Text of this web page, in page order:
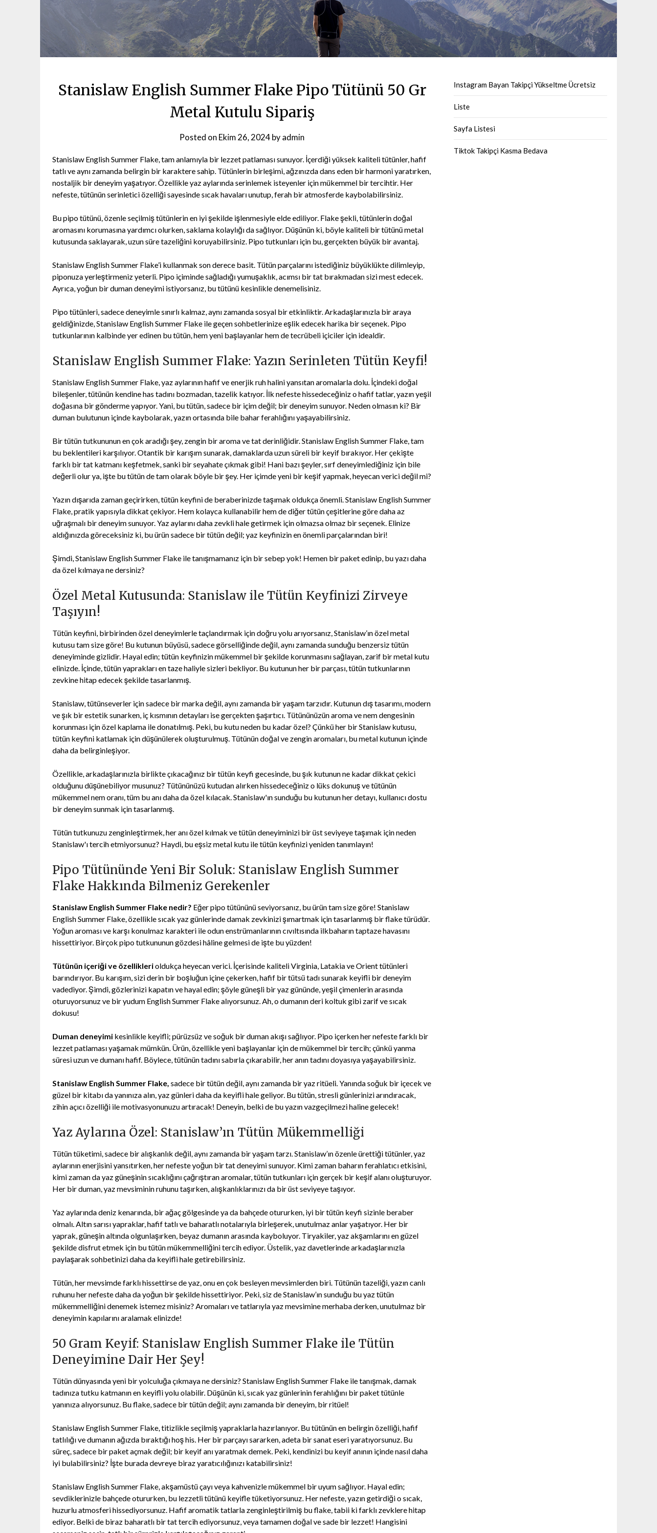
Stanislaw English Summer Flake Pipo Tütünü 50 Gr
Metal Kutulu Sipariş
Posted on Ekim 26, 2024byadmin
Stanislaw English Summer Flake, tam anlamıyla bir lezzet patlaması sunuyor. İçerdiği yüksek kaliteli tütünler, hafif
tatlı ve aynı zamanda belirgin bir karaktere sahip. Tütünlerin birleşimi, ağzınızda dans eden bir harmoni yaratırken,
nostaljik bir deneyim yaşatıyor. Özellikle yaz aylarında serinlemek isteyenler için mükemmel bir tercihtir. Her
nefeste, tütünün serinletici özelliği sayesinde sıcak havaları unutup, ferah bir atmosferde kaybolabilirsiniz.
Bu pipo tütünü, özenle seçilmiş tütünlerin en iyi şekilde işlenmesiyle elde ediliyor. Flake şekli, tütünlerin doğal
aromasını korumasına yardımcı olurken, saklama kolaylığı da sağlıyor. Düşünün ki, böyle kaliteli bir tütünü metal
kutusunda saklayarak, uzun süre tazeliğini koruyabilirsiniz. Pipo tutkunları için bu, gerçekten büyük bir avantaj.
Stanislaw English Summer Flake’i kullanmak son derece basit. Tütün parçalarını istediğiniz büyüklükte dilimleyip,
piponuza yerleştirmeniz yeterli. Pipo içiminde sağladığı yumuşaklık, acımsı bir tat bırakmadan sizi mest edecek.
Ayrıca, yoğun bir duman deneyimi istiyorsanız, bu tütünü kesinlikle denemelisiniz.
Pipo tütünleri, sadece deneyimle sınırlı kalmaz, aynı zamanda sosyal bir etkinliktir. Arkadaşlarınızla bir araya
geldiğinizde, Stanislaw English Summer Flake ile geçen sohbetlerinize eşlik edecek harika bir seçenek. Pipo
tutkunlarının kalbinde yer edinen bu tütün, hem yeni başlayanlar hem de tecrübeli içiciler için idealdir.
Stanislaw English Summer Flake: Yazın Serinleten Tütün Keyfi!
Stanislaw English Summer Flake, yaz aylarının hafif ve enerjik ruh halini yansıtan aromalarla dolu. İçindeki doğal
bileşenler, tütünün kendine has tadını bozmadan, tazelik katıyor. İlk nefeste hissedeceğiniz o hafif tatlar, yazın yeşil
doğasına bir gönderme yapıyor. Yani, bu tütün, sadece bir içim değil; bir deneyim sunuyor. Neden olmasın ki? Bir
duman bulutunun içinde kaybolarak, yazın ortasında bile bahar ferahlığını yaşayabilirsiniz.
Bir tütün tutkununun en çok aradığı şey, zengin bir aroma ve tat derinliğidir. Stanislaw English Summer Flake, tam
bu beklentileri karşılıyor. Otantik bir karışım sunarak, damaklarda uzun süreli bir keyif bırakıyor. Her çekişte
farklı bir tat katmanı keşfetmek, sanki bir seyahate çıkmak gibi! Hani bazı şeyler, sırf deneyimlediğiniz için bile
değerli olur ya, işte bu tütün de tam olarak böyle bir şey. Her içimde yeni bir keşif yapmak, heyecan verici değil mi?
Yazın dışarıda zaman geçirirken, tütün keyfini de beraberinizde taşımak oldukça önemli. Stanislaw English Summer
Flake, pratik yapısıyla dikkat çekiyor. Hem kolayca kullanabilir hem de diğer tütün çeşitlerine göre daha az
uğraşmalı bir deneyim sunuyor. Yaz aylarını daha zevkli hale getirmek için olmazsa olmaz bir seçenek. Elinize
aldığınızda göreceksiniz ki, bu ürün sadece bir tütün değil; yaz keyfinizin en önemli parçalarından biri!
Şimdi, Stanislaw English Summer Flake ile tanışmamanız için bir sebep yok! Hemen bir paket edinip, bu yazı daha
da özel kılmaya ne dersiniz?
Özel Metal Kutusunda: Stanislaw ile Tütün Keyfinizi Zirveye
Taşıyın!
Tütün keyfini, birbirinden özel deneyimlerle taçlandırmak için doğru yolu arıyorsanız, Stanislaw’ın özel metal
kutusu tam size göre! Bu kutunun büyüsü, sadece görselliğinde değil, aynı zamanda sunduğu benzersiz tütün
deneyiminde gizlidir. Hayal edin; tütün keyfinizin mükemmel bir şekilde korunmasını sağlayan, zarif bir metal kutu
elinizde. İçinde, tütün yaprakları en taze haliyle sizleri bekliyor. Bu kutunun her bir parçası, tütün tutkunlarının
zevkine hitap edecek şekilde tasarlanmış.
Stanislaw, tütünseverler için sadece bir marka değil, aynı zamanda bir yaşam tarzıdır. Kutunun dış tasarımı, modern
ve şık bir estetik sunarken, iç kısmının detayları ise gerçekten şaşırtıcı. Tütününüzün aroma ve nem dengesinin
korunması için özel kaplama ile donatılmış. Peki, bu kutu neden bu kadar özel? Çünkü her bir Stanislaw kutusu,
tütün keyfini katlamak için düşünülerek oluşturulmuş. Tütünün doğal ve zengin aromaları, bu metal kutunun içinde
daha da belirginleşiyor.
Özellikle, arkadaşlarınızla birlikte çıkacağınız bir tütün keyfi gecesinde, bu şık kutunun ne kadar dikkat çekici
olduğunu düşünebiliyor musunuz? Tütününüzü kutudan alırken hissedeceğiniz o lüks dokunuş ve tütünün
mükemmel nem oranı, tüm bu anı daha da özel kılacak. Stanislaw'ın sunduğu bu kutunun her detayı, kullanıcı dostu
bir deneyim sunmak için tasarlanmış.
Tütün tutkunuzu zenginleştirmek, her anı özel kılmak ve tütün deneyiminizi bir üst seviyeye taşımak için neden
Stanislaw'ı tercih etmiyorsunuz? Haydi, bu eşsiz metal kutu ile tütün keyfinizi yeniden tanımlayın!
Pipo Tütününde Yeni Bir Soluk: Stanislaw English Summer
Flake Hakkında Bilmeniz Gerekenler
Stanislaw English Summer Flake nedir? Eğer pipo tütününü seviyorsanız, bu ürün tam size göre! Stanislaw
English Summer Flake, özellikle sıcak yaz günlerinde damak zevkinizi şımartmak için tasarlanmış bir flake türüdür.
Yoğun aroması ve karşı konulmaz karakteri ile odun enstrümanlarının cıvıltısında ilkbaharın taptaze havasını
hissettiriyor. Birçok pipo tutkununun gözdesi hâline gelmesi de işte bu yüzden!
Tütünün içeriği ve özelliklerioldukça heyecan verici. İçerisinde kaliteli Virginia, Latakia ve Orient tütünleri
barındırıyor. Bu karışım, sizi derin bir boşluğun içine çekerken, hafif bir tütsü tadı sunarak keyifli bir deneyim
vadediyor. Şimdi, gözlerinizi kapatın ve hayal edin; şöyle güneşli bir yaz gününde, yeşil çimenlerin arasında
oturuyorsunuz ve bir yudum English Summer Flake alıyorsunuz. Ah, o dumanın deri koltuk gibi zarif ve sıcak
dokusu!
Duman deneyimi kesinlikle keyifli; pürüzsüz ve soğuk bir duman akışı sağlıyor. Pipo içerken her nefeste farklı bir
lezzet patlaması yaşamak mümkün. Ürün, özellikle yeni başlayanlar için de mükemmel bir tercih; çünkü yanma
süresi uzun ve dumanı hafif. Böylece, tütünün tadını sabırla çıkarabilir, her anın tadını doyasıya yaşayabilirsiniz.
Stanislaw English Summer Flake, sadece bir tütün değil, aynı zamanda bir yaz ritüeli. Yanında soğuk bir içecek ve
güzel bir kitabı da yanınıza alın, yaz günleri daha da keyifli hale geliyor. Bu tütün, stresli günlerinizi arındıracak,
zihin açıcı özelliği ile motivasyonunuzu artıracak! Deneyin, belki de bu yazın vazgeçilmezi haline gelecek!
Yaz Aylarına Özel: Stanislaw’ın Tütün Mükemmelliği
Tütün tüketimi, sadece bir alışkanlık değil, aynı zamanda bir yaşam tarzı. Stanislaw’ın özenle ürettiği tütünler, yaz
aylarının enerjisini yansıtırken, her nefeste yoğun bir tat deneyimi sunuyor. Kimi zaman baharın ferahlatıcı etkisini,
kimi zaman da yaz güneşinin sıcaklığını çağrıştıran aromalar, tütün tutkunları için gerçek bir keşif alanı oluşturuyor.
Her bir duman, yaz mevsiminin ruhunu taşırken, alışkanlıklarınızı da bir üst seviyeye taşıyor.
Yaz aylarında deniz kenarında, bir ağaç gölgesinde ya da bahçede otururken, iyi bir tütün keyfi sizinle beraber
olmalı. Altın sarısı yapraklar, hafif tatlı ve baharatlı notalarıyla birleşerek, unutulmaz anlar yaşatıyor. Her bir
yaprak, güneşin altında olgunlaşırken, beyaz dumanın arasında kayboluyor. Tiryakiler, yaz akşamlarını en güzel
şekilde disfrut etmek için bu tütün mükemmelliğini tercih ediyor. Üstelik, yaz davetlerinde arkadaşlarınızla
paylaşarak sohbetinizi daha da keyifli hale getirebilirsiniz.
Tütün, her mevsimde farklı hissettirse de yaz, onu en çok besleyen mevsimlerden biri. Tütünün tazeliği, yazın canlı
ruhunu her nefeste daha da yoğun bir şekilde hissettiriyor. Peki, siz de Stanislaw’ın sunduğu bu yaz tütün
mükemmelliğini denemek istemez misiniz? Aromaları ve tatlarıyla yaz mevsimine merhaba derken, unutulmaz bir
deneyimin kapılarını aralamak elinizde!
50 Gram Keyif: Stanislaw English Summer Flake ile Tütün
Deneyimine Dair Her Şey!
Tütün dünyasında yeni bir yolculuğa çıkmaya ne dersiniz? Stanislaw English Summer Flake ile tanışmak, damak
tadınıza tutku katmanın en keyifli yolu olabilir. Düşünün ki, sıcak yaz günlerinin ferahlığını bir paket tütünle
yanınıza alıyorsunuz. Bu flake, sadece bir tütün değil; aynı zamanda bir deneyim, bir ritüel!
Stanislaw English Summer Flake, titizlikle seçilmiş yapraklarla hazırlanıyor. Bu tütünün en belirgin özelliği, hafif
tatlılığı ve dumanın ağızda bıraktığı hoş his. Her bir parçayı sararken, adeta bir sanat eseri yaratıyorsunuz. Bu
süreç, sadece bir paket açmak değil; bir keyif anı yaratmak demek. Peki, kendinizi bu keyif anının içinde nasıl daha
iyi bulabilirsiniz? İşte burada devreye biraz yaratıcılığınızı katabilirsiniz!
Stanislaw English Summer Flake, akşamüstü çayı veya kahvenizle mükemmel bir uyum sağlıyor. Hayal edin;
sevdiklerinizle bahçede otururken, bu lezzetli tütünü keyifle tüketiyorsunuz. Her nefeste, yazın getirdiği o sıcak,
huzurlu atmosferi hissediyorsunuz. Hafif aromatik tatlarla zenginleştirilmiş bu flake, tabii ki farklı zevklere hitap
ediyor. Belki de biraz baharatlı bir tat tercih ediyorsunuz, veya tamamen doğal ve sade bir lezzet! Hangisini
Instagram Bayan Takipçi Yükseltme Ücretsiz
Liste
Sayfa Listesi
Tiktok Takipçi Kasma Bedava